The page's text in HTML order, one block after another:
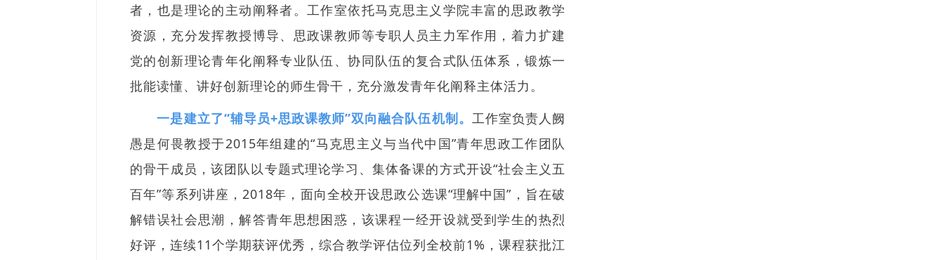
者，也是理论的主动阐释者。工作室依托马克思主义学院丰富的思政教学
资源，充分发挥教授博导、思政课教师等专职人员主力军作用，着力扩建
党的创新理论青年化阐释专业队伍、协同队伍的复合式队伍体系，锻炼一
批能读懂、讲好创新理论的师生骨干，充分激发青年化阐释主体活力。
一是建立了“辅导员+思政课教师”双向融合队伍机制。 工作室负责人阙
愚是何畏教授于2015年组建的“马克思主义与当代中国”青年思政工作团队
的骨干成员，该团队以专题式理论学习、集体备课的方式开设“社会主义五
百年”等系列讲座，2018年，面向全校开设思政公选课“理解中国”，旨在破
解错误社会思潮，解答青年思想困惑，该课程一经开设就受到学生的热烈
好评，连续11个学期获评优秀，综合教学评估位列全校前1%，课程获批江